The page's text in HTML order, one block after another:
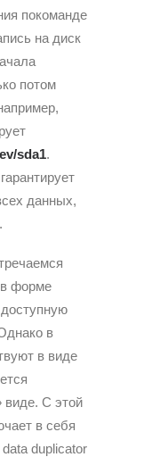
покоманде
на диск
потом
sda1.
данных,
форме
в
в виде
виде. С этой
в себя
duplicator